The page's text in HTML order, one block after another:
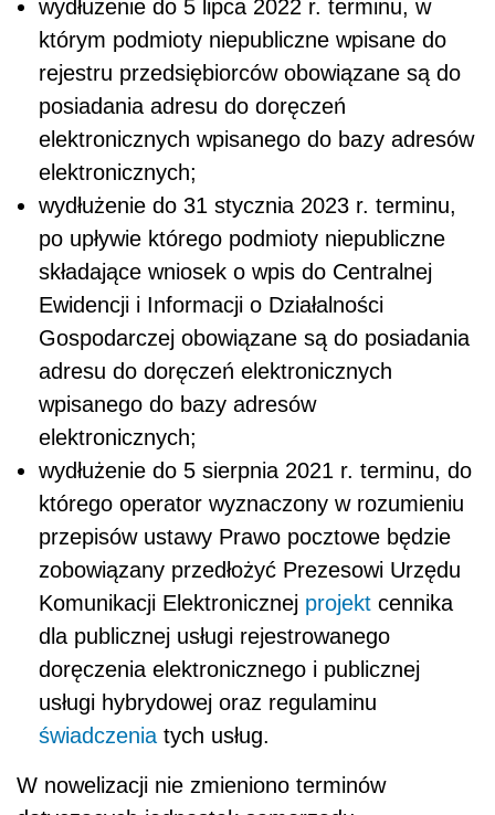
wydłużenie do 5 lipca 2022 r. terminu, w
którym podmioty niepubliczne wpisane do
rejestru przedsiębiorców obowiązane są do
posiadania adresu do doręczeń
elektronicznych wpisanego do bazy adresów
elektronicznych;
wydłużenie do 31 stycznia 2023 r. terminu,
po upływie którego podmioty niepubliczne
składające wniosek o wpis do Centralnej
Ewidencji i Informacji o Działalności
Gospodarczej obowiązane są do posiadania
adresu do doręczeń elektronicznych
wpisanego do bazy adresów
elektronicznych;
wydłużenie do 5 sierpnia 2021 r. terminu, do
którego operator wyznaczony w rozumieniu
przepisów ustawy Prawo pocztowe będzie
zobowiązany przedłożyć Prezesowi Urzędu
Komunikacji Elektronicznej projekt cennika
dla publicznej usługi rejestrowanego
doręczenia elektronicznego i publicznej
usługi hybrydowej oraz regulaminu
świadczenia tych usług.
W nowelizacji nie zmieniono terminów